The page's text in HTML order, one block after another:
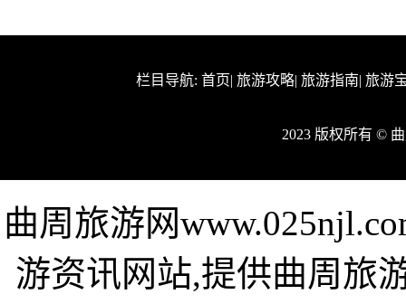
栏目导航: 首页| 旅游攻略| 旅游指南| 旅游
2023 版权所有 ©
曲周旅游网
游资讯网站,提供曲周旅